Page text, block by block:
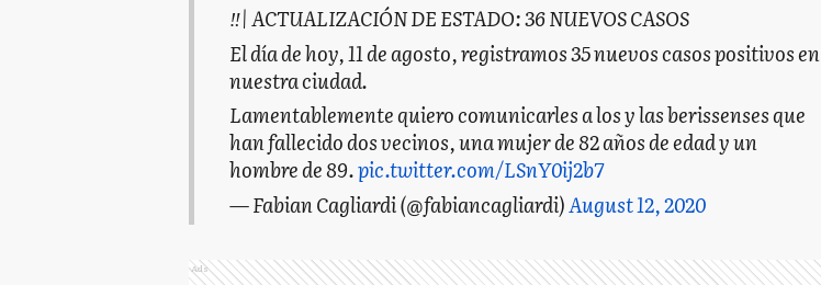
‼️| ACTUALIZACIÓN DE ESTADO: 36 NUEVOS CASOS
El día de hoy, 11 de agosto, registramos 35 nuevos casos positivos en
nuestra ciudad.
Lamentablemente quiero comunicarles a los y las berissenses que
han fallecido dos vecinos, una mujer de 82 años de edad y un
hombre de 89.pic.twitter.com/LSnY0ij2b7
— Fabian Cagliardi (@fabiancagliardi)August 12, 2020
Ads